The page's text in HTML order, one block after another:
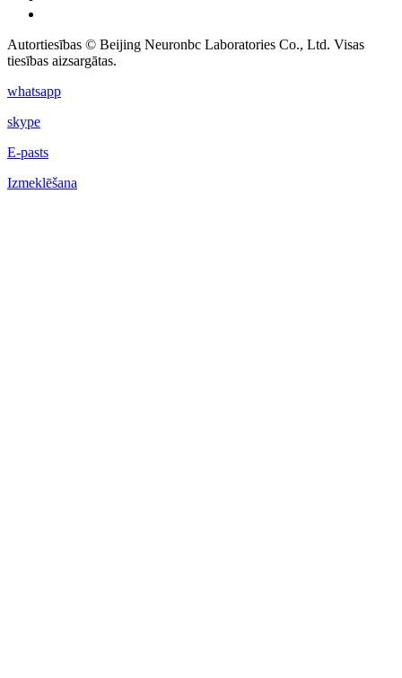
Autortiesības © Beijing Neuronbc Laboratories Co., Ltd. Visas
tiesības aizsargātas.
whatsapp
skype
E-pasts
Izmeklēšana